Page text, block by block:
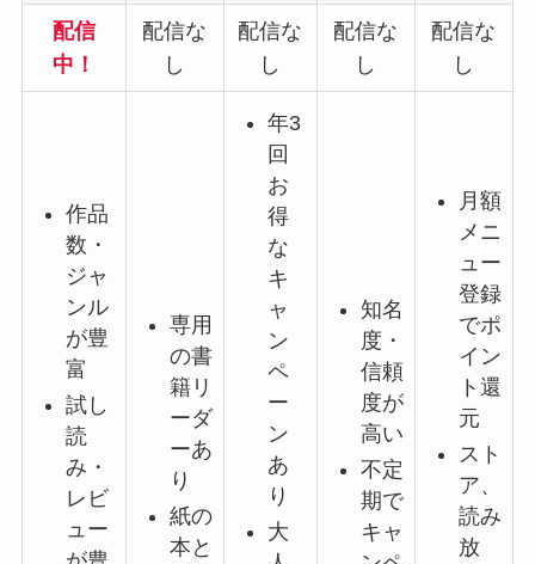
配信
中！
配信な
し
配信な
し
配信な
し
配信な
し
作品
数・
ジャ
ンル
が豊
富
試し
読
み・
レビ
ュー
専用
の書
籍リ
ーダ
ーあ
り
紙の
本と
年3
回
お
得
な
キ
ャ
ン
ペ
ー
ン
あ
り
大
知名
度・
信頼
度が
高い
不定
期で
キャ
月額
メニ
ュー
登録
でポ
イン
ト還
元
スト
ア、
読み
放